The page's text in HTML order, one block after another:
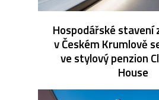
Hospodářské
v Českém Krumlově
ve stylový penzion
House